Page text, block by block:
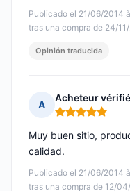
Publicado el 21/06/2014
tras una compra de 24/
Opinión traducida
A
Acheteur vérifié
Nota: 5 de 5
Publicado el 21/06/2014
tras una compra de 12/
Muy buen sitio,
calidad.